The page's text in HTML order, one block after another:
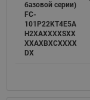
базовой серии)
FC-
101P22KT4E5A
H2XAXXXXSXX
XXAXBXCXXXX
DX